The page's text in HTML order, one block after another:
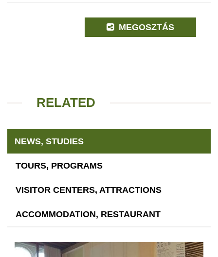
MEGOSZTÁS
RELATED
NEWS, STUDIES
TOURS, PROGRAMS
VISITOR CENTERS, ATTRACTIONS
ACCOMMODATION, RESTAURANT